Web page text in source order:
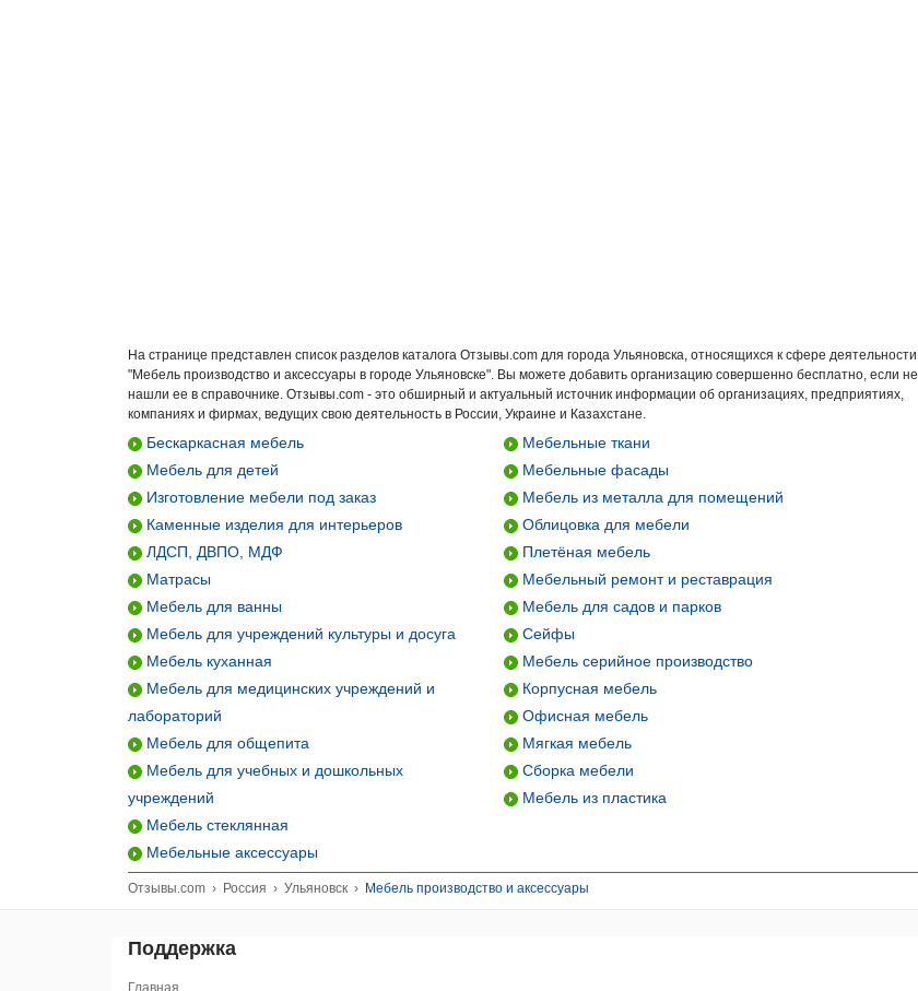
На странице представлен список разделов каталога Отзывы.com для города Ульяновска, относящихся к сфере деятельности
"Мебель производство и аксессуары в городе Ульяновске". Вы можете добавить организацию совершенно бесплатно, если не
нашли ее в справочнике. Отзывы.com - это обширный и актуальный источник информации об организациях, предприятиях,
компаниях и фирмах, ведущих свою деятельность в России, Украине и Казахстане.
Бескаркасная мебель
Мебель для детей
Изготовление мебели под заказ
Каменные изделия для интерьеров
ЛДСП, ДВПО, МДФ
Матрасы
Мебель для ванны
Мебель для учреждений культуры и досуга
Мебель куханная
Мебель для медицинских учреждений и
лабораторий
Мебель для общепита
Мебель для учебных и дошкольных
учреждений
Мебель стеклянная
Мебельные аксессуары
Мебельные ткани
Мебельные фасады
Мебель из металла для помещений
Облицовка для мебели
Плетёная мебель
Мебельный ремонт и реставрация
Мебель для садов и парков
Сейфы
Мебель серийное производство
Корпусная мебель
Офисная мебель
Мягкая мебель
Сборка мебели
Мебель из пластика
Отзывы.com › Россия › Ульяновск › Мебель производство и аксессуары
Поддержка
Главная